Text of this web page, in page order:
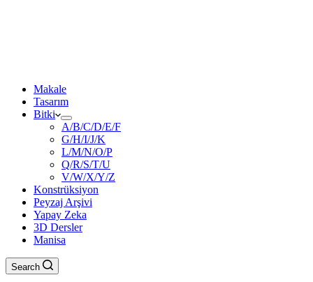
Makale
Tasarım
Bitki
A/B/C/D/E/F
G/H/I/J/K
L/M/N/O/P
Q/R/S/T/U
V/W/X/Y/Z
Konstrüksiyon
Peyzaj Arşivi
Yapay Zeka
3D Dersler
Manisa
Search